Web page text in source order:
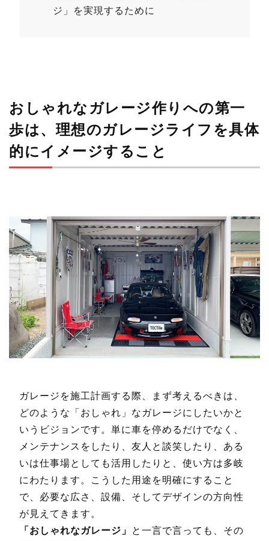
ジ」を実現するために
おしゃれなガレージ作りへの第一
歩は、理想のガレージライフを具体
的にイメージすること
ガレージを施工計画する際、まず考えるべきは、
どのような「おしゃれ」なガレージにしたいかと
いうビジョンです。単に車を停めるだけでなく、
メンテナンスをしたり、友人と談笑したり、ある
いは仕事場としても活用したりと、使い方は多岐
にわたります。こうした用途を明確にすること
で、必要な広さ、設備、そしてデザインの方向性
が見えてきます。
「おしゃれなガレージ」
と一言で言っても、その